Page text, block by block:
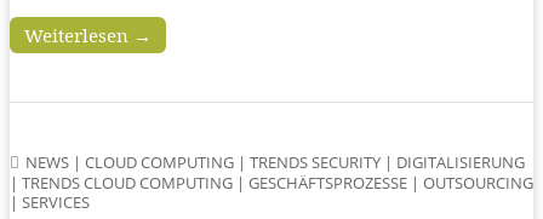
Weiterlesen →
NEWS | CLOUD COMPUTING | TRENDS SECURITY | DIGITALISIERUNG
| TRENDS CLOUD COMPUTING | GESCHÄFTSPROZESSE | OUTSOURCING
| SERVICES